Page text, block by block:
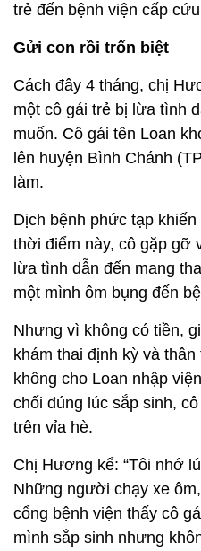
trẻ đến bệnh viện cấp
Gửi con rồi trốn biệt
Cách đây 4 tháng, chị
một cô gái trẻ bị lừa tình
muốn. Cô gái tên Loan
lên huyện Bình Chánh
làm.
Dịch bệnh phức tạp
thời điểm này, cô gặp gỡ
lừa tình dẫn đến mang
một mình ôm bụng đến
Nhưng vì không có tiền,
khám thai định kỳ và
không cho Loan nhập
chối đúng lúc sắp sinh,
trên vỉa hè.
Chị Hương kể: “Tôi nhớ
Những người chạy xe
cổng bệnh viện thấy cô
mình sắp sinh nhưng